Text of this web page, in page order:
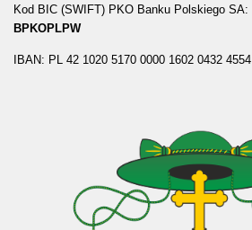
Kod BIC (SWIFT) PKO Banku Polskiego SA:
BPKOPLPW
IBAN: PL 42 1020 5170 0000 1602 0432 4554